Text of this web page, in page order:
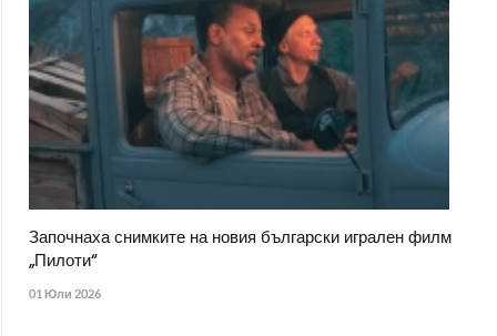
Започнаха снимките на новия български игрален филм
„Пилоти“
01 Юли 2026